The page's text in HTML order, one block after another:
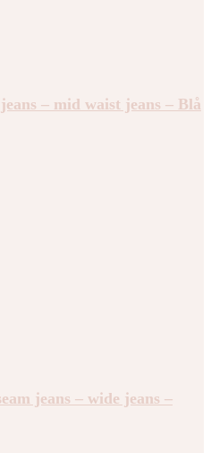
– mid waist jeans – Blå
jeans – wide jeans –